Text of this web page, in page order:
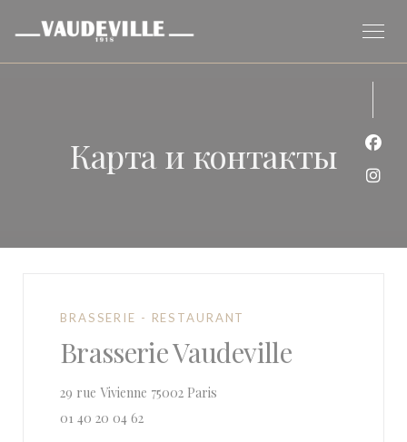
Карта и контакты
BRASSERIE - RESTAURANT
Brasserie Vaudeville
29 rue Vivienne 75002 Paris
01 40 20 04 62